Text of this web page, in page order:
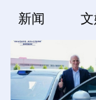
新闻